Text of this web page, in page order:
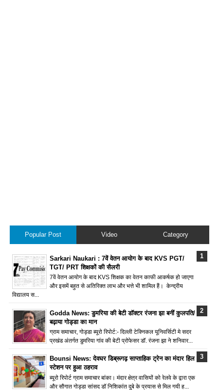
Popular Post Video Category
Sarkari Naukari : 7वें वेतन आयोग के बाद KVS PGT/
TGT/ PRT शिक्षकों की सैलरी
7वें वेतन आयोग के बाद KVS शिक्षक का वेतन काफी आकर्षक हो जाएगा
और इसमें बहुत से अतिरिक्त लाभ और भत्ते भी शामिल हैं। केन्द्रीय
विद्यालय स...
Godda News: डुमरिया की बेटी डॉक्टर रंजना झा बनीं कुलपति/
बढ़ाया गोड्डा का मान
ग्राम समाचार, गोड्डा ब्यूरो रिपोर्ट:- दिल्ली टेक्निकल यूनिवर्सिटी मे सदर
प्रखंड अंतर्गत डुमरिया गांव की बेटी प्रोफेसर डॉ. रंजना झा ने शनिवार...
Bounsi News: देवघर डिब्रूगढ़ साप्ताहिक ट्रेन का मंदार हिल
स्टेशन पर हुआ ठहराव
ब्यूरो रिपोर्ट ग्राम समाचार बांका। मंदार क्षेत्र वासियों को रेलवे के द्वारा एक
और सौगात गोड्डा सांसद डॉ निशिकांत दुबे के प्रयास से मिल गयी ह...